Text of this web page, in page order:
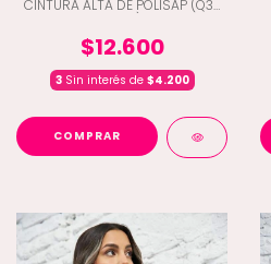
CINTURA ALTA DE POLISAP (Q3-
$12.600
3Sin interés de $4.200
COMPRAR